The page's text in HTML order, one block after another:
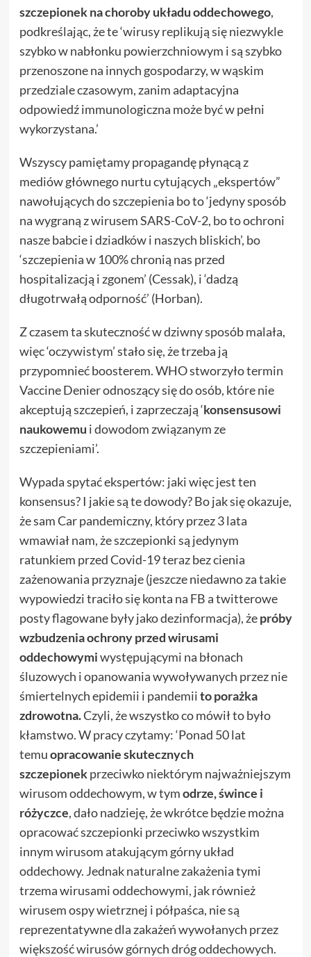
szczepionek na choroby układu oddechowego,
podkreślając, że te ‘wirusy replikują się niezwykle
szybko w nabłonku powierzchniowym i są szybko
przenoszone na innych gospodarzy, w wąskim
przedziale czasowym, zanim adaptacyjna
odpowiedź immunologiczna może być w pełni
wykorzystana.’
Wszyscy pamiętamy propagandę płynącą z
mediów głównego nurtu cytujących „ekspertów”
nawołujących do szczepienia bo to ‘jedyny sposób
na wygraną z wirusem SARS-CoV-2, bo to ochroni
nasze babcie i dziadków i naszych bliskich’, bo
‘szczepienia w 100% chronią nas przed
hospitalizacją i zgonem’ (Cessak), i ‘dadzą
długotrwałą odporność’ (Horban).
Z czasem ta skuteczność w dziwny sposób malała,
więc ‘oczywistym’ stało się, że trzeba ją
przypomnieć boosterem. WHO stworzyło termin
Vaccine Denier odnoszący się do osób, które nie
akceptują szczepień, i zaprzeczają ‘konsensusowi
naukowemu i dowodom związanym ze
szczepieniami’.
Wypada spytać ekspertów: jaki więc jest ten
konsensus? I jakie są te dowody? Bo jak się okazuje,
że sam Car pandemiczny, który przez 3 lata
wmawiał nam, że szczepionki są jedynym
ratunkiem przed Covid-19 teraz bez cienia
zażenowania przyznaje (jeszcze niedawno za takie
wypowiedzi traciło się konta na FB a twitterowe
posty flagowane były jako dezinformacja), żepróby
wzbudzenia ochrony przed wirusami
oddechowymiwystępującymi na błonach
śluzowych i opanowania wywoływanych przez nie
śmiertelnych epidemii i pandemiito porażka
zdrowotna.Czyli, żewszystko co mówił to było
kłamstwo. W pracy czytamy: ‘Ponad 50 lat
temuopracowanie skutecznych
szczepionekprzeciwko niektórym najważniejszym
wirusom oddechowym, w tymodrze, śwince i
różyczce, dało nadzieję, że wkrótce będzie można
opracować szczepionki przeciwko wszystkim
innym wirusom atakującym górny układ
oddechowy. Jednak naturalne zakażenia tymi
trzema wirusami oddechowymi, jak również
wirusem ospy wietrznej i półpaśca, nie są
reprezentatywne dla zakażeń wywołanych przez
większość wirusów górnych dróg oddechowych.